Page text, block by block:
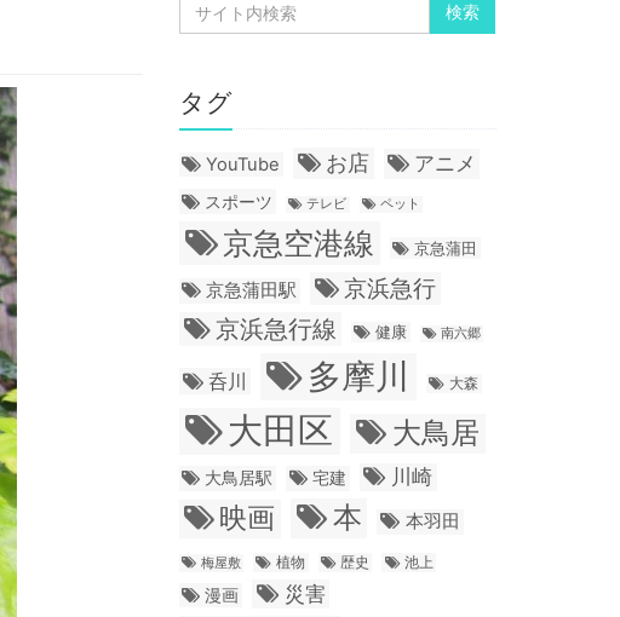
タグ
YouTube お店 アニメ
スポーツ テレビ ペット
京急空港線 京急蒲田
京急蒲田駅 京浜急行
京浜急行線 健康 南六郷
呑川 多摩川 大森
大田区 大鳥居
大鳥居駅 宅建 川崎
映画 本 本羽田
梅屋敷 植物 歴史 池上
漫画 災害